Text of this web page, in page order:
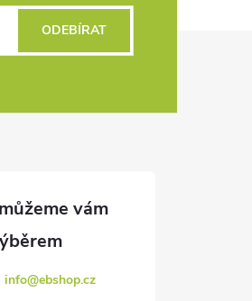
ODEBÍRAT
info@ebshop.cz